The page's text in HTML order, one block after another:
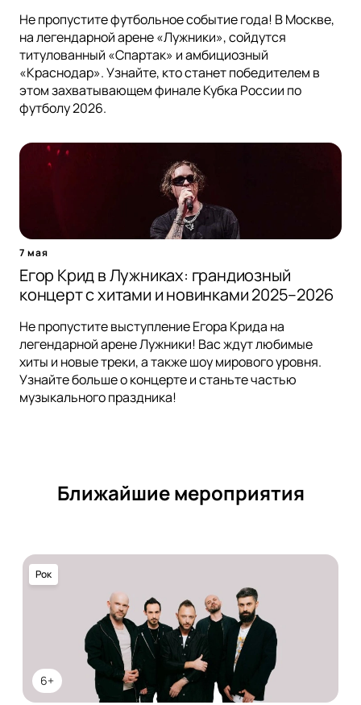
Не пропустите футбольное событие года! В Москве,
на легендарной арене «Лужники», сойдутся
титулованный «Спартак» и амбициозный
«Краснодар». Узнайте, кто станет победителем в
этом захватывающем финале Кубка России по
футболу 2026.
7 мая
Егор Крид в Лужниках: грандиозный
концерт с хитами и новинками 2025–2026
Не пропустите выступление Егора Крида на
легендарной арене Лужники! Вас ждут любимые
хиты и новые треки, а также шоу мирового уровня.
Узнайте больше о концерте и станьте частью
музыкального праздника!
Ближайшие мероприятия
6+
Рок